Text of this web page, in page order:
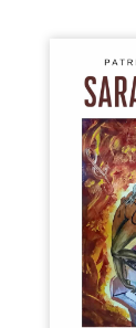
Aux chants
Sous le
neige en
nuits
bienveillante
pensées,
Des mots
rebelles
poésie,
rythme.
sarabande,